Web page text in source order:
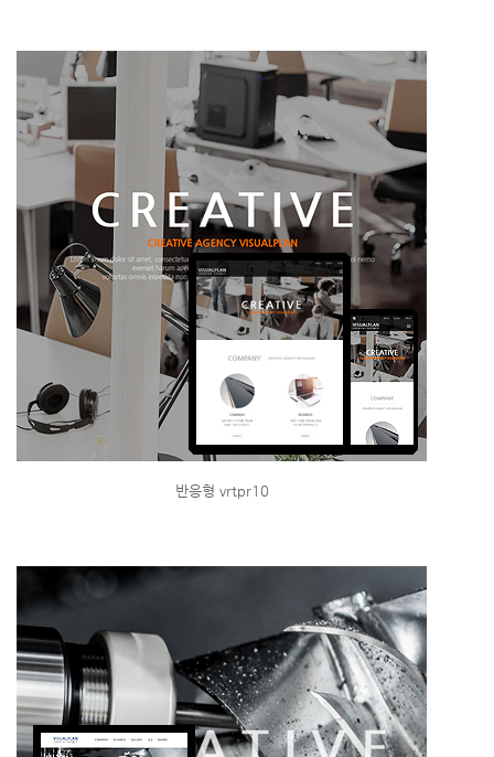
반응형 vrtpr10